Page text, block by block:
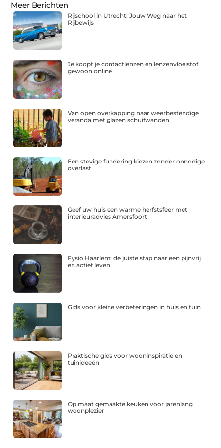
Meer Berichten
Rijschool in Utrecht: Jouw Weg naar het
Rijbewijs
Je koopt je contactlenzen en lenzenvloeistof
gewoon online
Van open overkapping naar weerbestendige
veranda met glazen schuifwanden
Een stevige fundering kiezen zonder onnodige
overlast
Geef uw huis een warme herfstsfeer met
interieuradvies Amersfoort
Fysio Haarlem: de juiste stap naar een pijnvrij
en actief leven
Gids voor kleine verbeteringen in huis en tuin
Praktische gids voor wooninspiratie en
tuinideeën
Op maat gemaakte keuken voor jarenlang
woonplezier